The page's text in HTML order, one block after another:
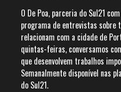
O De Poa, parceria do Sul21
programa de entrevistas sobre
relacionam com a cidade de
quintas-feiras, conversamos
que desenvolvem trabalhos
Semanalmente disponível nas
do Sul21.